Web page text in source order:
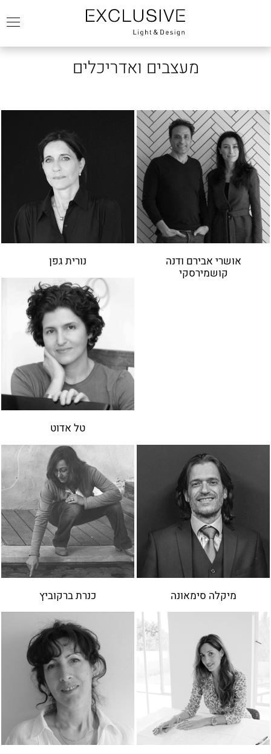
מעצבים ואדריכלים
אושרי אבירם ודנה
קושמירסקי
נורית גפן
טל אדוט
מיקלה סימאונה כנרת ברקוביץ